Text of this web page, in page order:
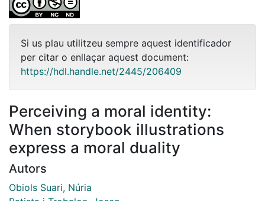
Si us plau utilitzeu sempre aquest identificador
per citar o enllaçar aquest document:
https://hdl.handle.net/2445/206409
Perceiving a moral identity:
When storybook illustrations
express a moral duality
Autors
Obiols Suari, Núria